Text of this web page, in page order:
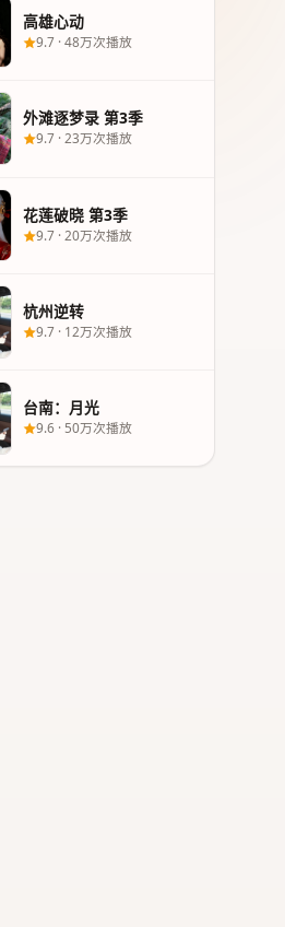
高雄心动
9.7 ·48万次播放
外滩逐梦录 第3季
9.7 ·23万次播放
花莲破晓 第3季
9.7 · 20万次播放
杭州逆转
9.7 · 12万次播放
台南：月光
9.6 · 50万次播放